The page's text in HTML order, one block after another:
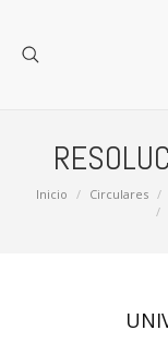
Estás aquí:
Inicio Circulares